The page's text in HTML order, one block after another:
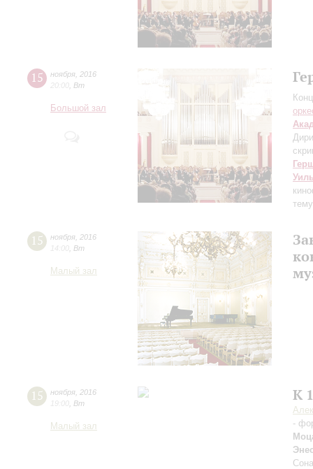
15 ноября 2016
20:00 Вт
Большой зал
тему
15 ноября 2016
14:00 Вт
Малый зал
15 ноября 2016
19:00 Вт
Малый зал
К
-